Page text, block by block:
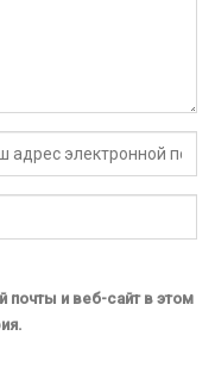
почты и веб-сайт в этом